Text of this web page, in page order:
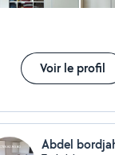
Voir le profil
Abdel